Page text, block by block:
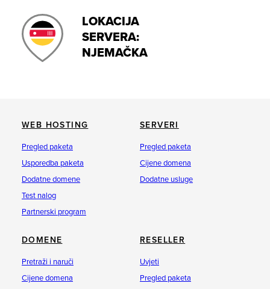
LOKACIJA
SERVERA:
NJEMAČKA
WEB HOSTING
Pregled paketa
Usporedba paketa
Dodatne domene
Test nalog
Partnerski program
SERVERI
Pregled paketa
Cijene domena
Dodatne usluge
DOMENE
Pretraži i naruči
Cijene domena
RESELLER
Uvjeti
Pregled paketa